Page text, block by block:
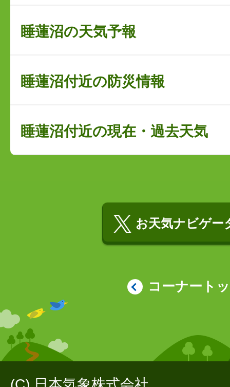
睡蓮沼の天気予報
睡蓮沼付近の防災情報
睡蓮沼付近の現在・過去天気
お天気ナビゲー
コーナート